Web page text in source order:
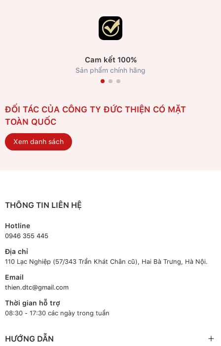
Cam kết 100%
Sản phẩm chính hãng
ĐỐI TÁC CỦA CÔNG TY ĐỨC THIỆN CÓ MẶT
TOÀN QUỐC
Xem danh sách
THÔNG TIN LIÊN HỆ
Hotline
0946 355 445
Địa chỉ
110 Lạc Nghiệp (57/343 Trần Khát Chân cũ), Hai Bà Trưng, Hà Nội.
Email
thien.dtc@gmail.com
Thời gian hỗ trợ
08:30 - 17:30 các ngày trong tuần
HƯỚNG DẪN